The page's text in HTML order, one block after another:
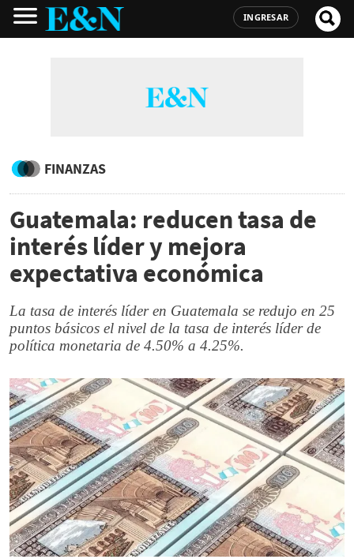
INGRESAR
FINANZAS
Guatemala: reducen tasa de
interés líder y mejora
expectativa económica
La tasa de interés líder en Guatemala se redujo en 25
puntos básicos el nivel de la tasa de interés líder de
política monetaria de 4.50% a 4.25%.